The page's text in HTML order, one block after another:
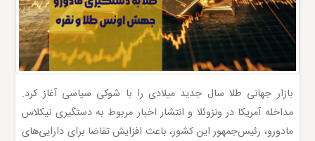
بازار جهانی طلا سال جدید میلادی را با شوکی سیاسی آغاز کرد.
مداخله آمریکا در ونزوئلا و انتشار اخبار مربوط به دستگیری نیکلاس
مادورو، رئیس‌جمهور این کشور، باعث افزایش تقاضا برای دارایی‌های